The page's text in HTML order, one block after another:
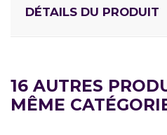
DÉTAILS DU PRODUIT
16 AUTRES
MÊME